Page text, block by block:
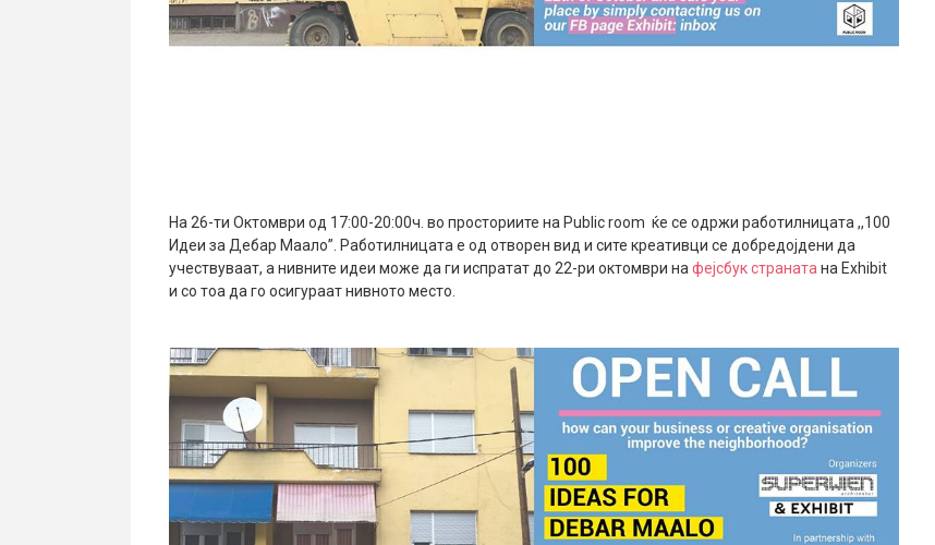
На 26-ти Октомври од 17:00-20:00ч. во просториите на Public room ќе се одржи работилницата ,,100
Идеи за Дебар Маало”. Работилницата е од отворен вид и сите креативци се добредојдени да
учествуваат, а нивните идеи може да ги испратат до 22-ри октомври на фејсбук странaта на Exhibit
и со тоа да го осигураат нивното место.